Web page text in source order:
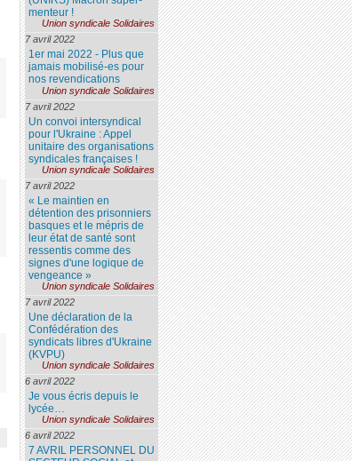
menteur !
Union syndicale Solidaires
7 avril 2022
1er mai 2022 - Plus que
jamais mobilisé-es pour
nos revendications
Union syndicale Solidaires
7 avril 2022
Un convoi intersyndical
pour l'Ukraine : Appel
unitaire des organisations
syndicales françaises !
Union syndicale Solidaires
7 avril 2022
« Le maintien en
détention des prisonniers
basques et le mépris de
leur état de santé sont
ressentis comme des
signes d'une logique de
vengeance »
Union syndicale Solidaires
7 avril 2022
Une déclaration de la
Confédération des
syndicats libres d'Ukraine
(KVPU)
Union syndicale Solidaires
6 avril 2022
Je vous écris depuis le
lycée…
Union syndicale Solidaires
6 avril 2022
7 AVRIL PERSONNEL DU